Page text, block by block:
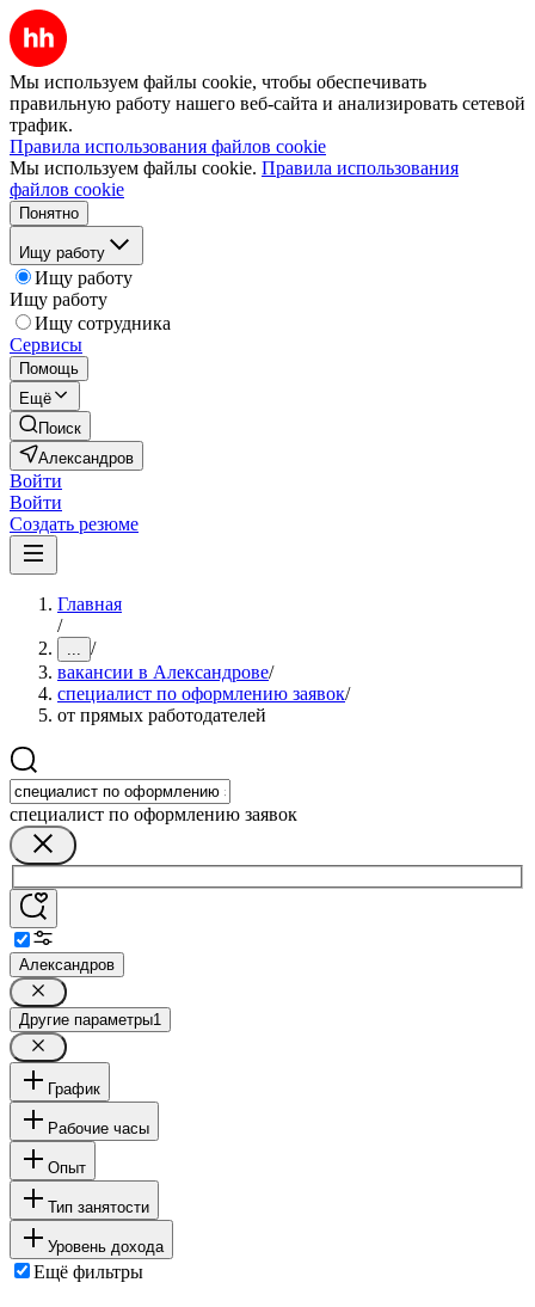
Мы используем файлы cookie, чтобы обеспечивать
правильную работу нашего веб-сайта и анализировать сетевой
трафик.
Правила использования файлов cookie
Мы используем файлы cookie. Правила использования
файлов cookie
Понятно
Ищу работу
Ищу работу
Ищу работу
Ищу сотрудника
Сервисы
Помощь
Ещё
Поиск
Александров
Войти
Войти
Создать резюме
Главная
/
... /
вакансии в Александрове/
специалист по оформлению заявок/
от прямых работодателей
специалист по оформлению заявок
Александров
Другие параметры1
График
Рабочие часы
Опыт
Тип занятости
Уровень дохода
Ещё фильтры